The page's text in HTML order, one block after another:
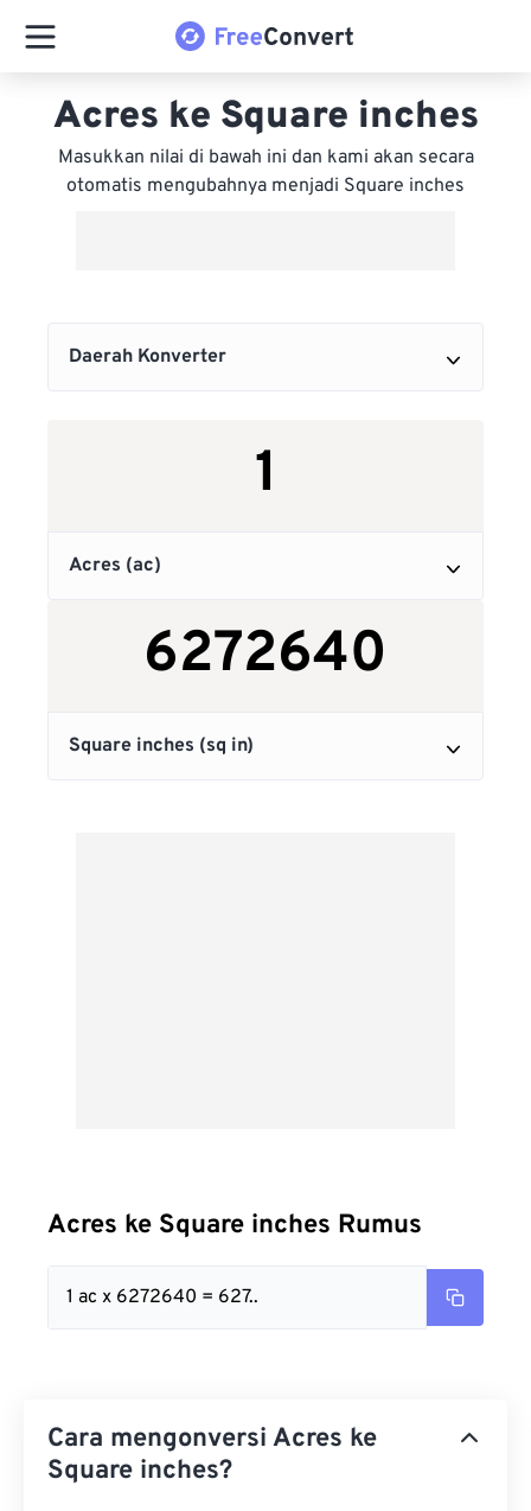
Acres ke Square inches
Masukkan nilai di bawah ini dan kami akan secara
otomatis mengubahnya menjadi Square inches
Acres ke Square inches Rumus
1 ac x 6272640 = 627..
Cara mengonversi Acres ke
Square inches?